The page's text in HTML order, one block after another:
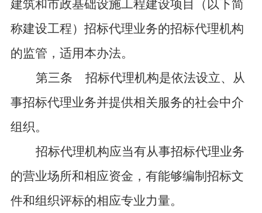
建筑和市政基础设施工程建设项目（以下简
称建设工程）招标代理业务的招标代理机构
的监管，适用本办法。
第三条
招标代理机构是依法设立、从
事招标代理业务并提供相关服务的社会中介
组织。
招标代理机构应当有从事招标代理业务
的营业场所和相应资金，有能够编制招标文
件和组织评标的相应专业力量。